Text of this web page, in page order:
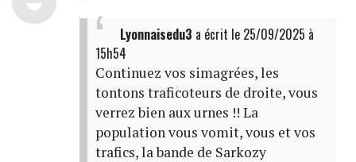
Lyonnaisedu3 a écrit le 25/09/2025 à
15h54
Continuez vos simagrées, les
tontons traficoteurs de droite, vous
verrez bien aux urnes !! La
population vous vomit, vous et vos
trafics, la bande de Sarkozy